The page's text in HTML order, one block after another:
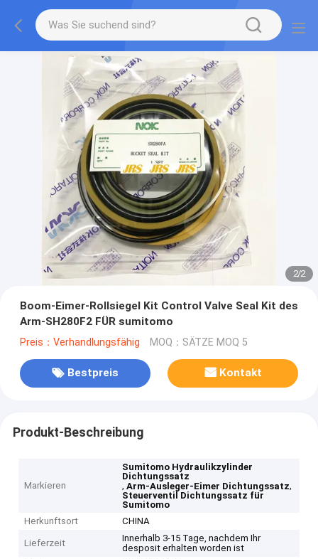
2/2
Boom-Eimer-Rollsiegel Kit Control Valve Seal Kit des
Arm-SH280F2 FÜR sumitomo
Preis：Verhandlungsfähig MOQ：SÄTZE MOQ 5
Bestpreis Kontakt
Produkt-Beschreibung
Markieren
Sumitomo Hydraulikzylinder
Dichtungssatz
,Arm-Ausleger-Eimer Dichtungssatz,
Steuerventil Dichtungssatz für
Sumitomo
Herkunftsort
CHINA
Lieferzeit
Innerhalb 3-15 Tage, nachdem Ihr
desposit erhalten worden ist